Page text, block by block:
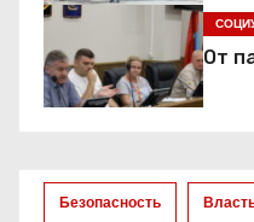
о
з
п
От
Безопасность